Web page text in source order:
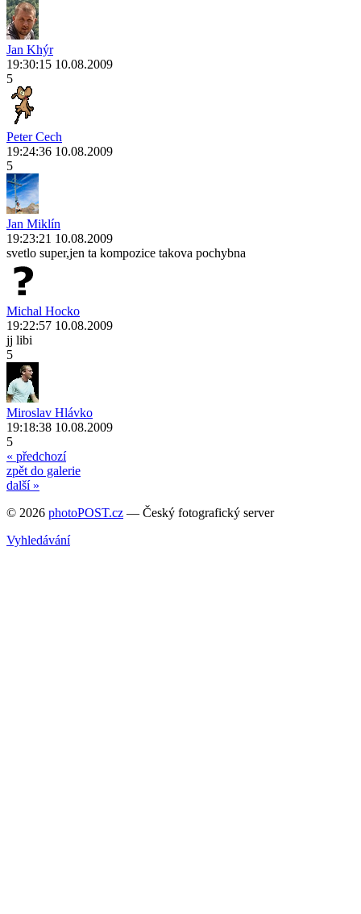
Jan Khýr
19:30:15 10.08.2009
5
Peter Cech
19:24:36 10.08.2009
5
Jan Miklín
19:23:21 10.08.2009
svetlo super,jen ta kompozice takova pochybna
Michal Hocko
19:22:57 10.08.2009
jj libi
5
Miroslav Hlávko
19:18:38 10.08.2009
5
« předchozí
zpět do galerie
další »
© 2026 photoPOST.cz — Český fotografický server
Vyhledávání